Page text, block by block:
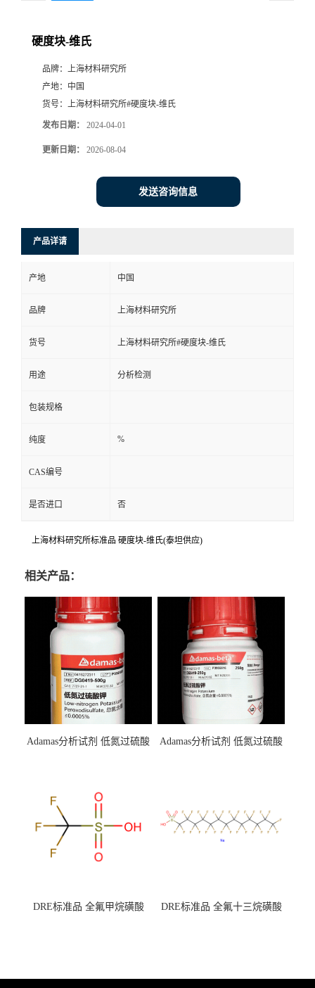
硬度块-维氏
品牌： 上海材料研究所
产地： 中国
货号： 上海材料研究所#硬度块-维氏
发布日期： 2024-04-01
更新日期： 2026-08-04
发送咨询信息
产品详请
产地 中国
品牌 上海材料研究所
货号 上海材料研究所#硬度块-维氏
用途 分析检测
包装规格
纯度 %
CAS编号
是否进口 否
上海材料研究所标准品 硬度块-维氏(泰坦供应)
相关产品：
Adamas分析试剂 低氮过硫酸
（泰坦现货供应）
Adamas分析试剂 低氮过硫酸
DRE标准品 全氟甲烷磺酸
DRE标准品 全氟十三烷磺酸